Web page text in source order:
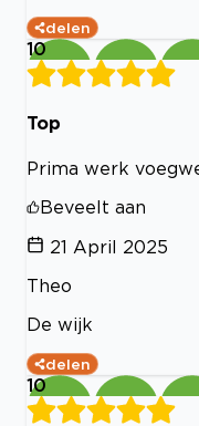
delen
10
Top
Prima werk
Beveelt aan
21 April 2025
Theo
De wijk
delen
10